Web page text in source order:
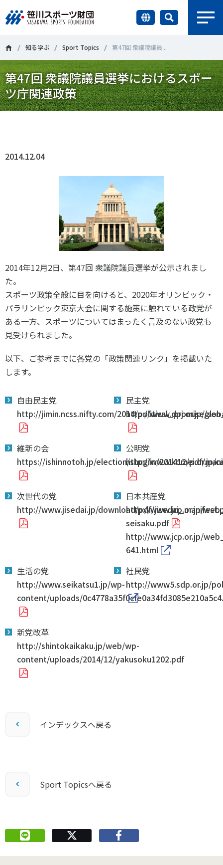
財団情報
研究員紹介
調査・研究
知る学ぶ
ニュース
お問い合わせ・お申し込み
会員登録
個人情報保護方針
ソーシャルメディア運営方針
© 2020
＃誰が子どものスポーツをささえるのか ＃部活動
＃アクティブなまちづくり ＃日本人の身体活動と健康寿命
＃高齢者スポーツ
調査・研究
スポーツライフ・データ
スポーツ白書
子どものスポーツ
障害者スポーツ
スポーツによるまちづくり
スポーツ・ガバナンス
スポーツボランティア
健康とスポーツ
社会づくり
各教育機関との連携
スポーツ振興団体との連携
【動画】スポーツでアクティブなまちづくり
知る学ぶ
SPORT POLICY INCUBATOR ―スポーツ政策の『卵』 ―
Sport Topics
スポーツ 歴史の検証
スポーツ辞典
SSF BOOKS
知る学ぶ Sport Topics 第47回 衆議院議員...
第47回 衆議院議員選挙におけるスポー
ツ庁関連政策
2014.12.04
2014年12月2日、第47回 衆議院議員選挙が公示されまし
た。
スポーツ政策全般に目を向けると、2020年オリンピック・
パラリンピック東京大会に関する施策に触れている政党が
ある一方、スポーツについてはまったく言及のない政党も
見受けられました。
以下、ご参考までに各党の「政策関連リンク」を掲載いた
します。
自由民主党
http://jimin.ncss.nifty.com/2014/political_promise/
民主党
http://www.dpj.or.jp/
維新の会
https://ishinnotoh.jp/election/shugiin/201412/pdf/
公明党
http://www.komei.or.jp/
次世代の党
http://www.jisedai.jp/download/pdf/
日本共産党
http://www.jcp.or.jp/
seisaku.pdf
http://www.jcp.or.jp/
641.html
生活の党
http://www.seikatsu1.jp/wp-
content/uploads/
社民党
http://www5.sdp.or.jp/
新党改革
http://shintokaikaku.jp/web/wp-
content/uploads/2014/12/yakusoku1202.pdf
インデックスへ戻る
Sport Topicsへ戻る